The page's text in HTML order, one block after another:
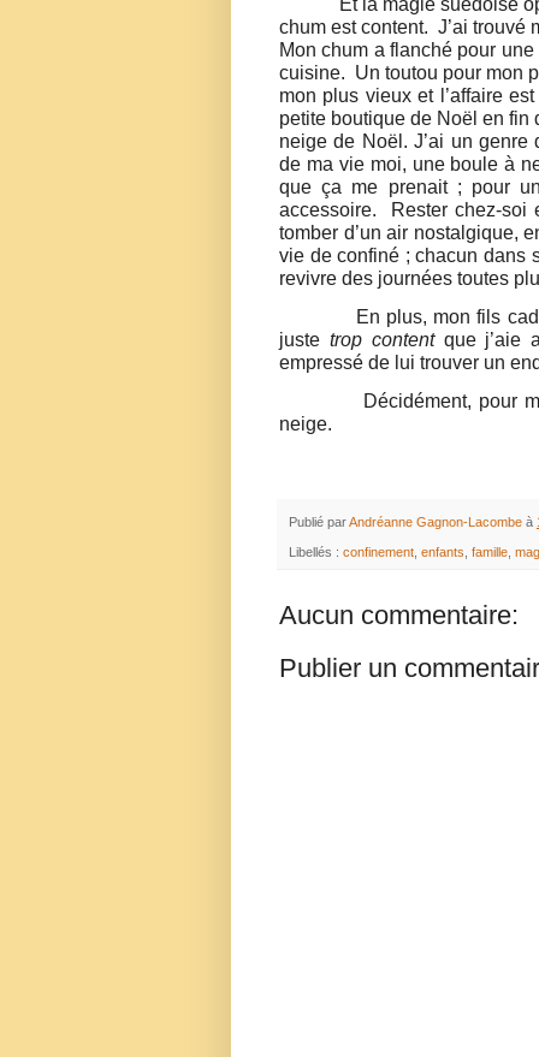
chum est content. J’ai trouvé
Mon chum a flanché pour
cuisine. Un toutou pour mon
mon plus vieux et l’affaire
petite boutique de Noël en fin
neige de Noël. J’ai un genre
de ma vie moi, une boule à
que ça me prenait ; pour
accessoire.
Rester chez-
tomber d’un air nostalgique,
vie de confiné ; chacun dans
revivre des journées toutes
En plus, mon fils
juste trop content que j’aie
empressé de lui trouver un
Décidément, pour
neige.
Publié parAndréanne Gagnon-Lacombe à
Libellés : confinement enfants famille
Aucun commentaire:
Publier un